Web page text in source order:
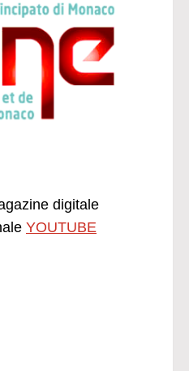
digitale
YOUTUBE